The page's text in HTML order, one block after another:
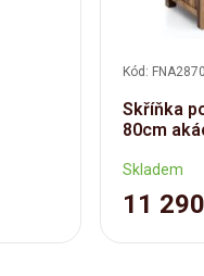
Kód: FNA2870
Skříňka
80cm
Skladem
11